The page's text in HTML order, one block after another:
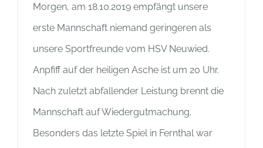
Morgen, am 18.10.2019 empfängt unsere
erste Mannschaft niemand geringeren als
unsere Sportfreunde vom HSV Neuwied.
Anpfiff auf der heiligen Asche ist um 20 Uhr.
Nach zuletzt abfallender Leistung brennt die
Mannschaft auf Wiedergutmachung.
Besonders das letzte Spiel in Fernthal war